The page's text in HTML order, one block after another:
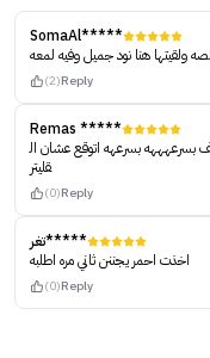
SomaAl*****
ولقيتها هنا نود جميل وفيه لمعه
(2)Reply
Remas *****
و تجف بسرعهههه بسرعهه اتوقع عشان ال
قليتر
(0)Reply
تغر*****
اخذت احمر يجننن ثاني مره اطلبه
(0)Reply